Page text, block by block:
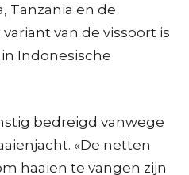
Tanzania en de
van de vissoort is
Indonesische
bedreigd vanwege
«De netten
haaien te vangen zijn